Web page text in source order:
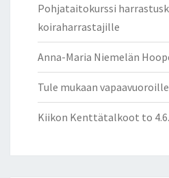
Pohjataitokurssi
koiraharrastajille
Anna-Maria Niemelän
Tule mukaan
Kiikon Kenttätalkoot to 4.6.